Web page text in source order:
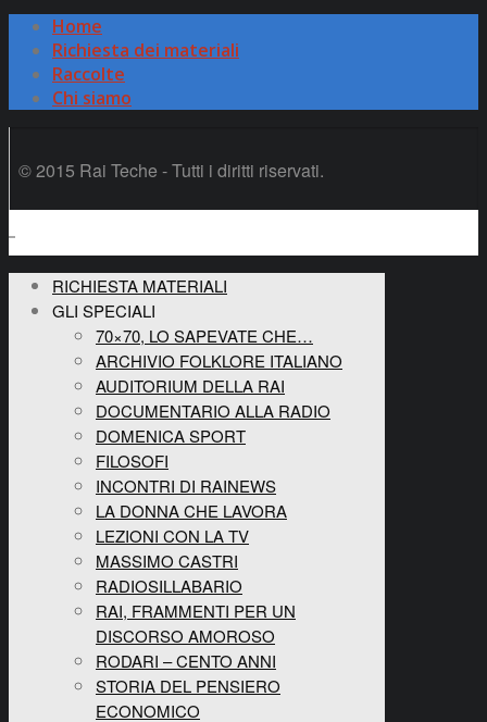
Home
Richiesta dei materiali
Raccolte
Chi siamo
© 2015 Rai Teche - Tutti i diritti riservati.
RICHIESTA MATERIALI
GLI SPECIALI
70×70, LO SAPEVATE CHE…
ARCHIVIO FOLKLORE ITALIANO
AUDITORIUM DELLA RAI
DOCUMENTARIO ALLA RADIO
DOMENICA SPORT
FILOSOFI
INCONTRI DI RAINEWS
LA DONNA CHE LAVORA
LEZIONI CON LA TV
MASSIMO CASTRI
RADIOSILLABARIO
RAI, FRAMMENTI PER UN
DISCORSO AMOROSO
RODARI – CENTO ANNI
STORIA DEL PENSIERO
ECONOMICO